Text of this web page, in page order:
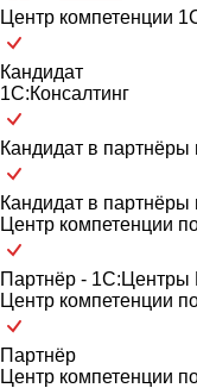
Центр компетенции
Кандидат
1С:Консалтинг
Кандидат в партнёры
Кандидат в партнёры
Центр компетенции
Партнёр - 1С:Центры
Центр компетенции
Партнёр
Центр компетенции